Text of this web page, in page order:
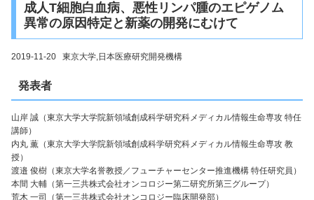
成人T細胞白血病、悪性リンパ腫のエピゲノム
異常の原因特定と新薬の開発にむけて
2019-11-20 東京大学,日本医療研究開発機構
発表者
山岸 誠（東京大学大学院新領域創成科学研究科メディカル情報生命専攻 特任
講師）
内丸 薫（東京大学大学院新領域創成科学研究科メディカル情報生命専攻 教
授）
渡邉 俊樹（東京大学名誉教授／フューチャーセンター推進機構 特任研究員）
本間 大輔（第一三共株式会社オンコロジー第二研究所第三グループ）
荒木 一司（第一三共株式会社オンコロジー臨床開発部）